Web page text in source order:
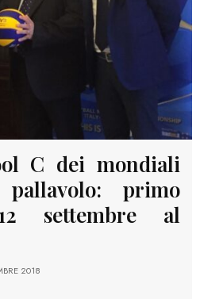
C dei mondiali
primo
settembre al
2018